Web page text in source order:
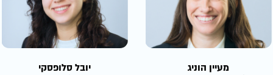
מעיין הוניג
יובל סלופסקי